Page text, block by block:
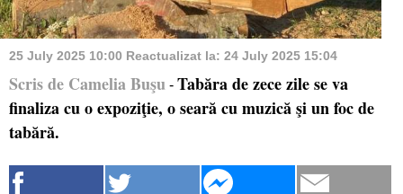
25 July 2025 10:00 Reactualizat la: 24 July 2025 15:04
Scris de Camelia Buşu - Tabăra de zece zile se va
finaliza cu o expoziţie, o seară cu muzică şi un foc de
tabără.